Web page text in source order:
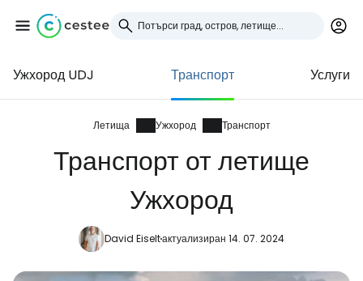
Ужхород UDJ Транспорт Услуги
Летища Ужхород Транспорт
Транспорт от летище
Ужхород
David Eiseltактуализиран 14. 07. 2024
Влезте в Cestee
... световната общност на туристите
Продължете с Google
Продължете с Facebook